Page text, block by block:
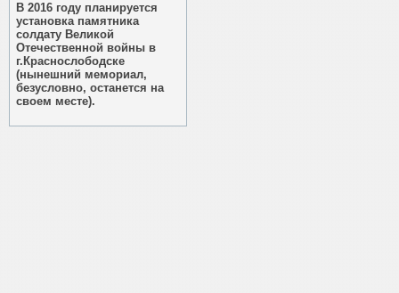
В 2016 году планируется
установка памятника
солдату Великой
Отечественной войны в
г.Краснослободске
(нынешний мемориал,
безусловно, останется на
своем месте).